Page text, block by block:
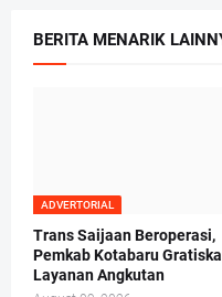
BERITA MENARIK
ADVERTORIAL
Trans Saijaan Beroperasi,
Pemkab Kotabaru
Layanan Angkutan